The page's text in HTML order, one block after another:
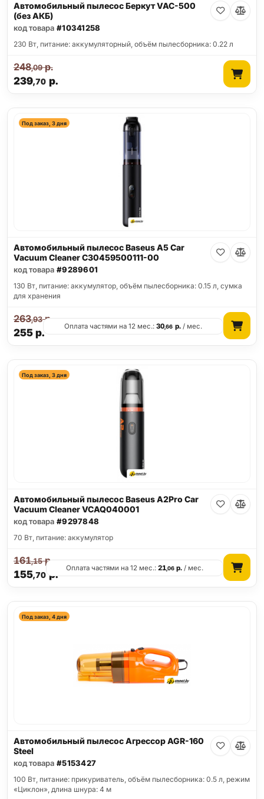
Автомобильный пылесос Беркут VAC-500
(без АКБ)
код товара #10341258
230 Вт, питание: аккумуляторный, объём пылесборника: 0.22 л
239,70р.
248,09р.
Под заказ, 3 дня
Автомобильный пылесос Baseus A5 Car
Vacuum Cleaner C30459500111-00
код товара #9289601
130 Вт, питание: аккумулятор, объём пылесборника: 0.15 л, сумка
для хранения
255р.
263,93р.
Оплата частями на 12 мес.:30,66 р./ мес.
Под заказ, 3 дня
Автомобильный пылесос Baseus A2Pro Car
Vacuum Cleaner VCAQ040001
код товара #9297848
70 Вт, питание: аккумулятор
155,70р.
161,15р.
Оплата частями на 12 мес.:21,06 р. / мес.
Под заказ, 4 дня
Автомобильный пылесос Агрессор AGR-160
Steel
код товара #5153427
100 Вт, питание: прикуриватель, объём пылесборника: 0.5 л, режим
«Циклон», длина шнура: 4 м